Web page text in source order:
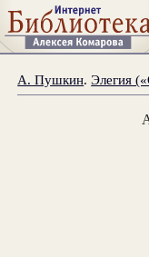
А. Пушкин.Элегия